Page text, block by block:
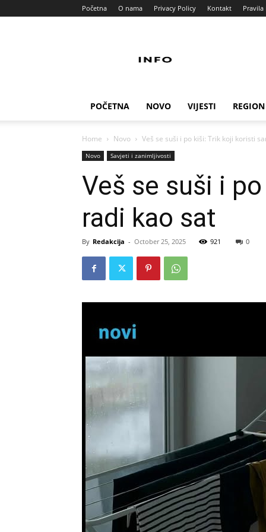
Početna O nama Privacy Policy Kontakt
POČETNA NOVO VIJESTI REGION
Home Novo Veš se suši i po kiši: Trik koji koristi
Novo Savjeti i zanimljivosti
Veš se suši i
radi kao sat
By Redakcija - October 25, 2025 921 0